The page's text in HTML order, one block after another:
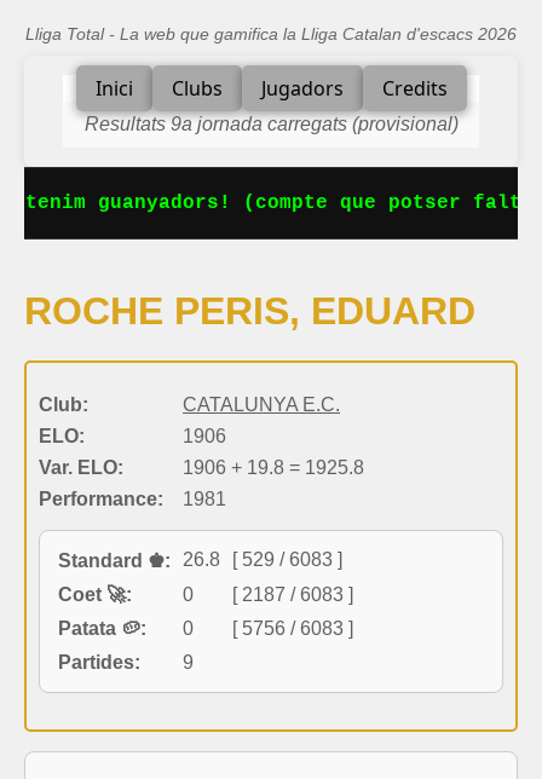
Lliga Total - La web que gamifica la Lliga Catalan d'escacs 2026
Inici Clubs Jugadors Credits
Resultats 9a jornada carregats (provisional)
guanyadors! (compte que potser falta
ROCHE PERIS, EDUARD
Club:
CATALUNYA E.C.
ELO:
1906
Var. ELO:
1906 + 19.8 = 1925.8
Performance:
1981
Standard ♚: 26.8
[ 529 / 6083 ]
Coet 🚀:
0
[ 2187 / 6083 ]
Patata 🥔:
0
[ 5756 / 6083 ]
Partides:
9